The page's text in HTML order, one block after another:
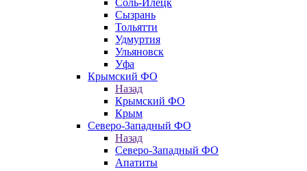
Соль-Илецк
Сызрань
Тольятти
Удмуртия
Ульяновск
Уфа
Крымский ФО
Назад
Крымский ФО
Крым
Северо-Западный ФО
Назад
Северо-Западный ФО
Апатиты